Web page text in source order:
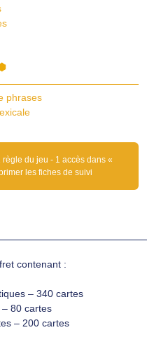
phrases
du jeu - 1 accès dans «
les fiches de suivi
contenant :
– 340 cartes
– 80 cartes
– 200 cartes